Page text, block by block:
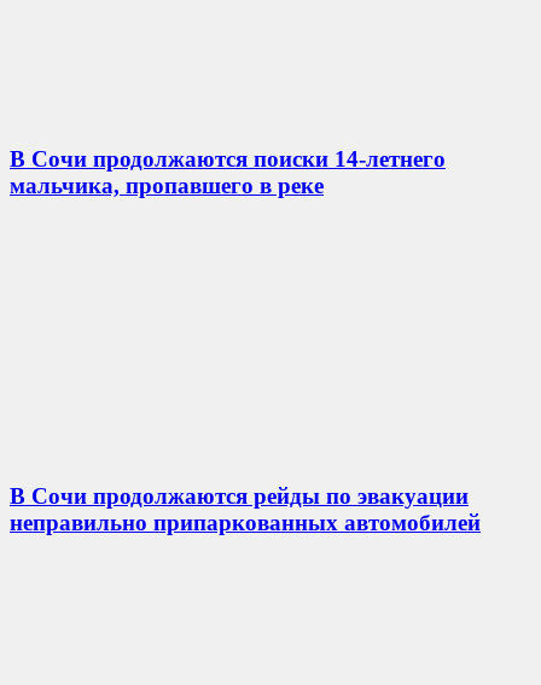
В Сочи продолжаются поиски 14-летнего
мальчика, пропавшего в реке
В Сочи продолжаются рейды по эвакуации
неправильно припаркованных автомобилей